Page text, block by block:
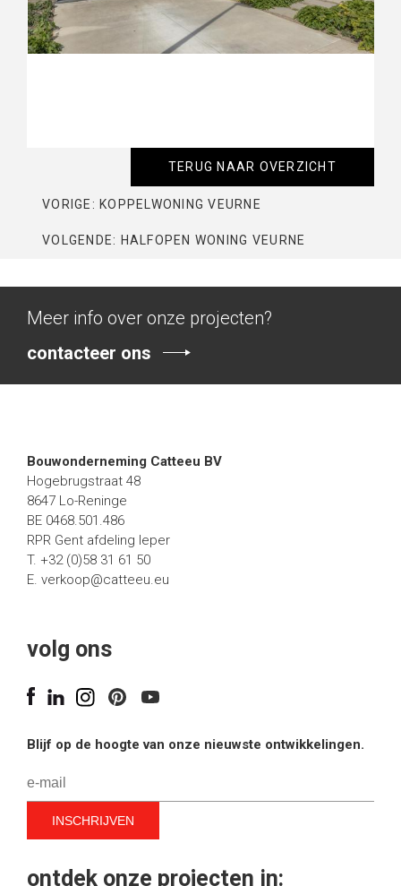
TERUG NAAR OVERZICHT
VORIGE: KOPPELWONING VEURNE
VOLGENDE: HALFOPEN WONING VEURNE
Meer info over onze projecten?
contacteer ons
Bouwonderneming Catteeu BV
Hogebrugstraat 48
8647 Lo-Reninge
BE 0468.501.486
RPR Gent afdeling Ieper
T. +32 (0)58 31 61 50
E. verkoop@catteeu.eu
volg ons
Blijf op de hoogte van onze nieuwste ontwikkelingen.
ontdek onze projecten in: